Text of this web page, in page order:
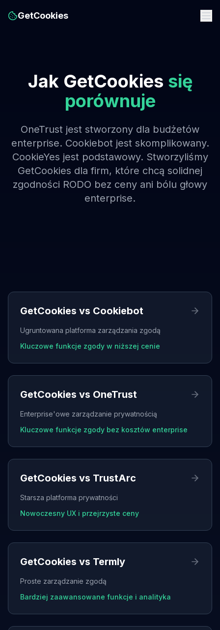
GetCookies
Jak GetCookies się
porównuje
OneTrust jest stworzony dla budżetów
enterprise. Cookiebot jest skomplikowany.
CookieYes jest podstawowy. Stworzyliśmy
GetCookies dla firm, które chcą solidnej
zgodności RODO bez ceny ani bólu głowy
enterprise.
Dostępne porównania
GetCookies vs Cookiebot
Ugruntowana platforma zarządzania zgodą
Kluczowe funkcje zgody w niższej cenie
GetCookies vs OneTrust
Enterprise'owe zarządzanie prywatnością
Kluczowe funkcje zgody bez kosztów enterprise
GetCookies vs TrustArc
Starsza platforma prywatności
Nowoczesny UX i przejrzyste ceny
GetCookies vs Termly
Proste zarządzanie zgodą
Bardziej zaawansowane funkcje i analityka